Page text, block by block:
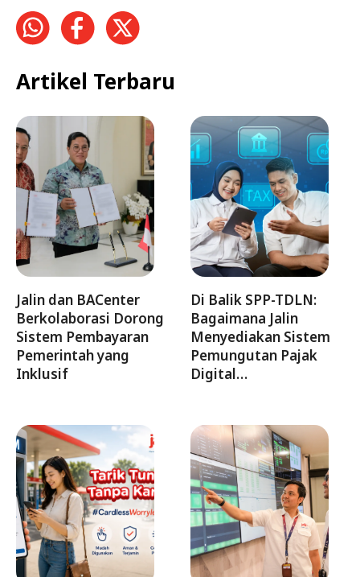
Artikel Terbaru
Jalin dan BACenter
Berkolaborasi Dorong
Sistem Pembayaran
Pemerintah yang
Inklusif
Di Balik SPP-TDLN:
Bagaimana Jalin
Menyediakan Sistem
Pemungutan Pajak
Digital…